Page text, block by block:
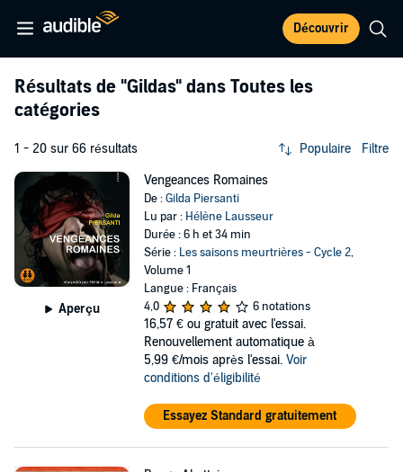
Découvrir
Résultats de "Gildas" dans Toutes les
catégories
1 - 20 sur 66 résultats Populaire Filtre
Aperçu
Vengeances Romaines
De :Gilda Piersanti
Lu par : Hélène Lausseur
Durée : 6 h et 34 min
Série : Les saisons meurtrières - Cycle 2,
Volume 1
Langue : Français
4,0
6 notations
16,57 € ou gratuit avec l'essai.
Renouvellement automatique à
5,99 €/mois après l'essai. Voir
conditions d'éligibilité
Essayez Standard gratuitement